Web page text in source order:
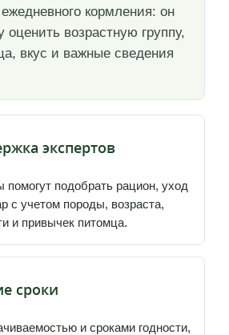
кормления: он
оценить возрастную группу,
вкус и важные сведения
экспертов
помогут подобрать рацион, уход
с учетом породы, возраста,
и привычек питомца.
сроки
и сроками годности,